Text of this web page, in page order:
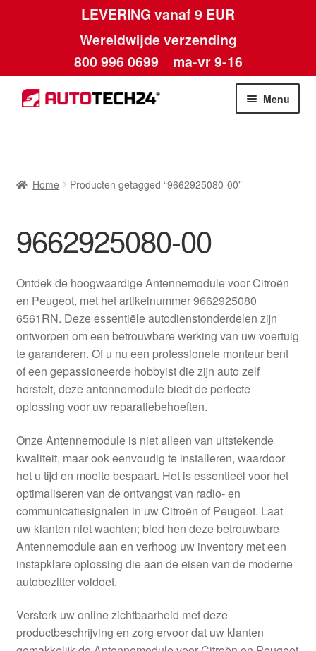
LEVERING vanaf 9 EUR
Wereldwijde verzending
800 996 0699 ma-vr 9-16
Ga
door
Ga
naar
Menu
Betalingen
Contact
Kassa
Klachten
Klachtenprocedure
Levering
Mijn account
Over ons
Privacybeleid
Wereldwijde verzending
Winkelwagen
Home Producten getagged “9662925080-00”
9662925080-00
Ontdek de hoogwaardige Antennemodule voor Citroën
en Peugeot, met het artikelnummer 9662925080
6561RN. Deze essentiële autodienstonderdelen zijn
ontworpen om een betrouwbare werking van uw voertuig
te garanderen. Of u nu een professionele monteur bent
of een gepassioneerde hobbyist die zijn auto zelf
herstelt, deze antennemodule biedt de perfecte
oplossing voor uw reparatiebehoeften.
Onze Antennemodule is niet alleen van uitstekende
kwaliteit, maar ook eenvoudig te installeren, waardoor
het u tijd en moeite bespaart. Het is essentieel voor het
optimaliseren van de ontvangst van radio- en
communicatiesignalen in uw Citroën of Peugeot. Laat
uw klanten niet wachten; bied hen deze betrouwbare
Antennemodule aan en verhoog uw inventory met een
instapklare oplossing die aan de eisen van de moderne
autobezitter voldoet.
Versterk uw online zichtbaarheid met deze
productbeschrijving en zorg ervoor dat uw klanten